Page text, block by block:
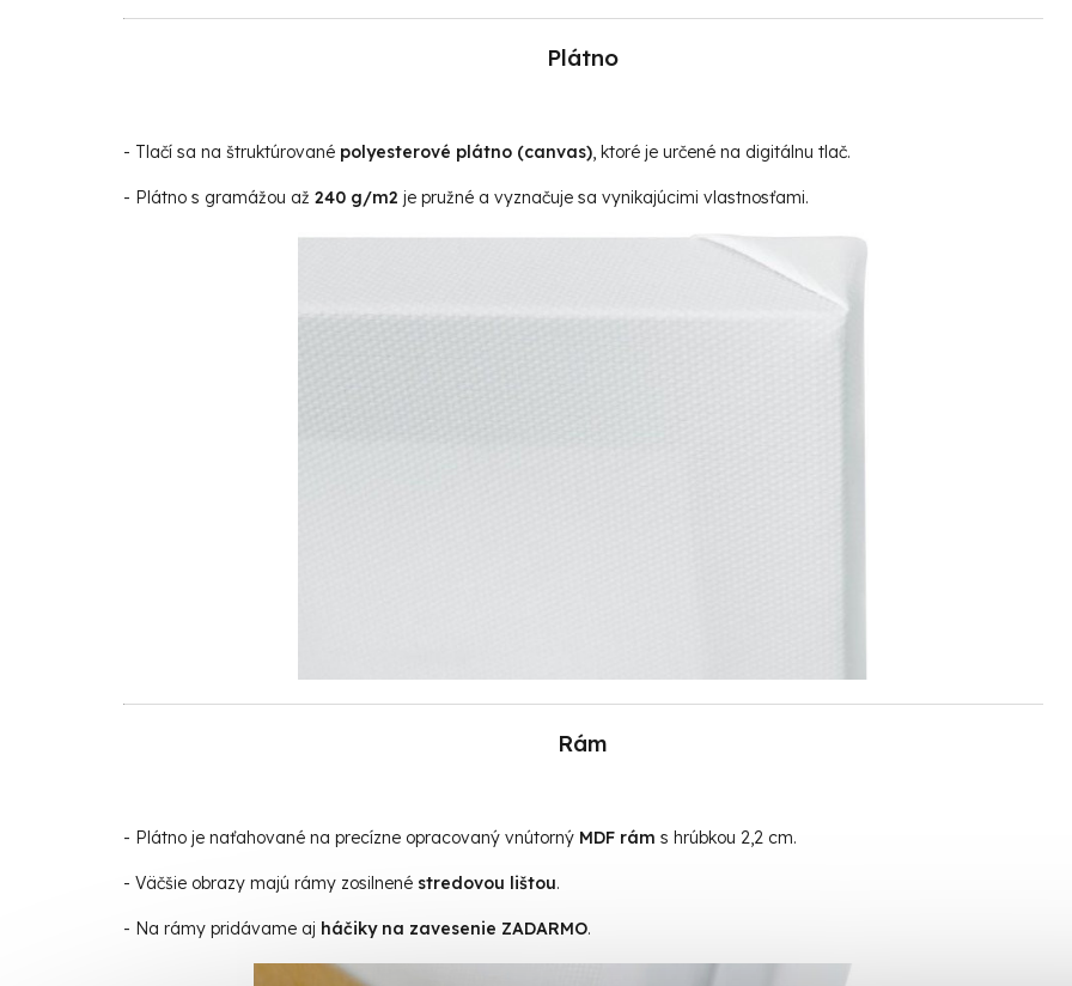
Plátno
- Tlačí sa na štruktúrované polyesterové plátno (canvas), ktoré je určené na digitálnu tlač.
- Plátno s gramážou až 240 g/m2 je pružné a vyznačuje sa vynikajúcimi vlastnosťami.
Rám
- Plátno je naťahované na precízne opracovaný vnútorný MDF rám s hrúbkou 2,2 cm.
- Väčšie obrazy majú rámy zosilnené stredovou lištou.
- Na rámy pridávame aj háčiky na zavesenie ZADARMO.